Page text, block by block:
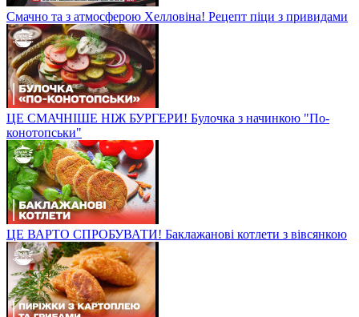
Смачно та з атмосферою Хелловіна! Рецепт піци з привидами
ЦЕ СМАЧНІШЕ НІЖ БУРГЕРИ! Булочка з начинкою "По-
конотопськи"
ЦЕ ВАРТО СПРОБУВАТИ! Баклажанові котлети з вівсянкою